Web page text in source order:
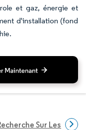
et gaz, énergie et
d'installation (fond
Sur Les